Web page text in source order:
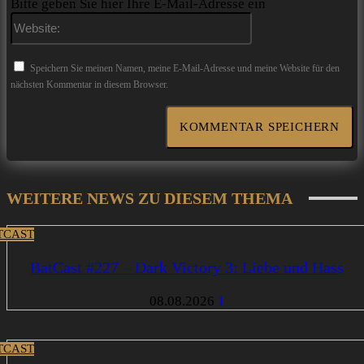
Bitte geben Sie hier Ihre E-Mail-Adresse ein
Website:
Speichern Sie meinen Namen, meine E-Mail-Adresse und meine Website für den
nächsten Kommentar in diesem Browser.
WEITERE NEWS ZU DIESEM THEMA
BatCast #227 – Dark Victory 3: Liebe und Hass
08.08.2026 1